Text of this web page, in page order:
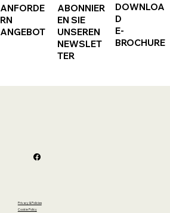
Cookie Policy
Privacy & Policies
ANFORDE
RN
ANGEBOT
ABONNIER
EN SIE
UNSEREN
NEWSLET
TER
DOWNLOA
D
E-
BROCHURE